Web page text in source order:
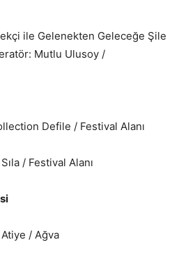
Gelenekten Geleceğe Şile
Mutlu Ulusoy /
Defile / Festival Alanı
/ Festival Alanı
/ Ağva